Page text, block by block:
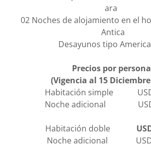
ara
02 Noches de alojamiento en el
Antica
Desayunos tipo
Precios por
(Vigencia al 15 Diciembre
Habitación simple USD
Noche adicional USD
Habitación doble
Noche adicional